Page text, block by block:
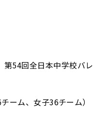
54回全日本中学校バ
ーム、女子36チーム）